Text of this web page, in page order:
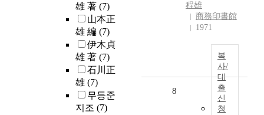
雄 著 (7)
山本正
雄 編 (7)
伊木貞
雄 著 (7)
石川正
雄 (7)
무등준
지조 (7)
程雄
商務印書館
1971
복
사/
대
출
신
청
8